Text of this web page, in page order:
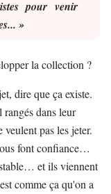
pour venir
»
la collection ?
dire que ça existe.
dans leur
pas les jeter.
font confiance…
et ils viennent
comme ça qu'on a